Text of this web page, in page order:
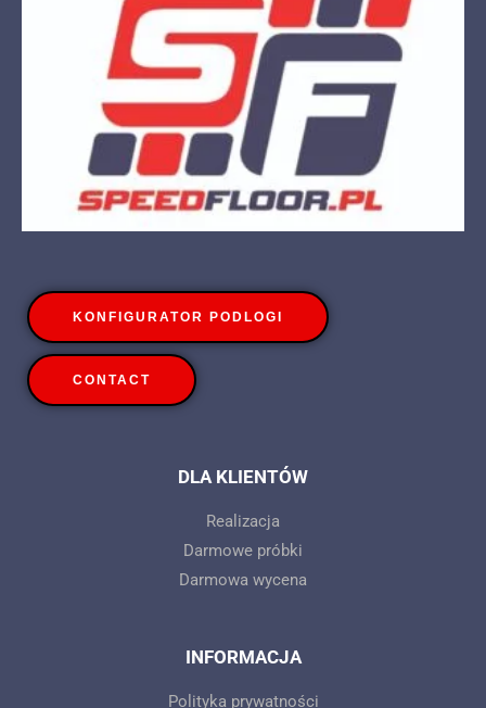
KONFIGURATOR PODLOGI
CONTACT
DLA KLIENTÓW
Realizacja
Darmowe próbki
Darmowa wycena
INFORMACJA
Polityka prywatności